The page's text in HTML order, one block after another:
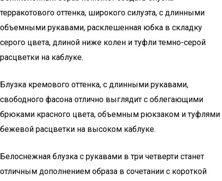
терракотового оттенка, широкого силуэта, с длинными
объемными рукавами, расклешенная юбка в складку
серого цвета, длиной ниже колен и туфли темно-серой
расцветки на каблуке.
Блузка кремового оттенка, с длинными рукавами,
свободного фасона отлично выглядит с облегающими
брюками красного цвета, объемным рюкзаком и туфлями
бежевой расцветки на высоком каблуке.
Белоснежная блузка с рукавами в три четверти станет
отличным дополнением образа в сочетании с короткой